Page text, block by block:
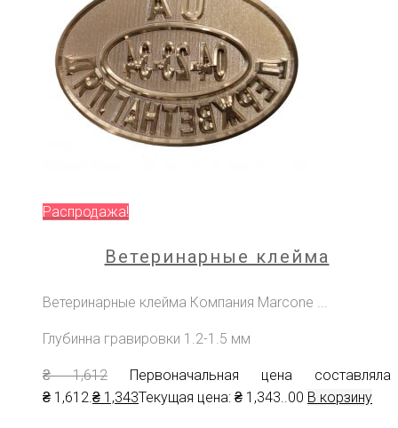
Распродажа!
Ветеринарные клейма
Ветеринарные клейма Компания Marcone ...
Глубинна гравировки 1.2-1.5 мм
₴1,612
Первоначальная цена составляла
₴ 1,612. ₴ 1,343Текущая цена: ₴ 1,343. .00 В корзину